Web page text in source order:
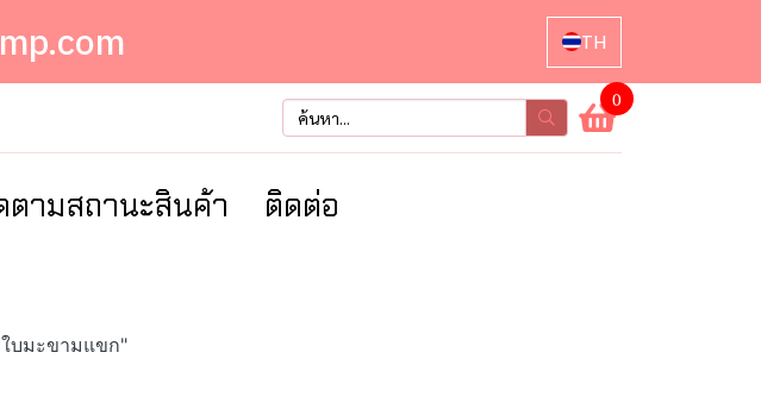
TH
0
ตามสถานะสินค้า ติดต่อ
บมะขามแขก"